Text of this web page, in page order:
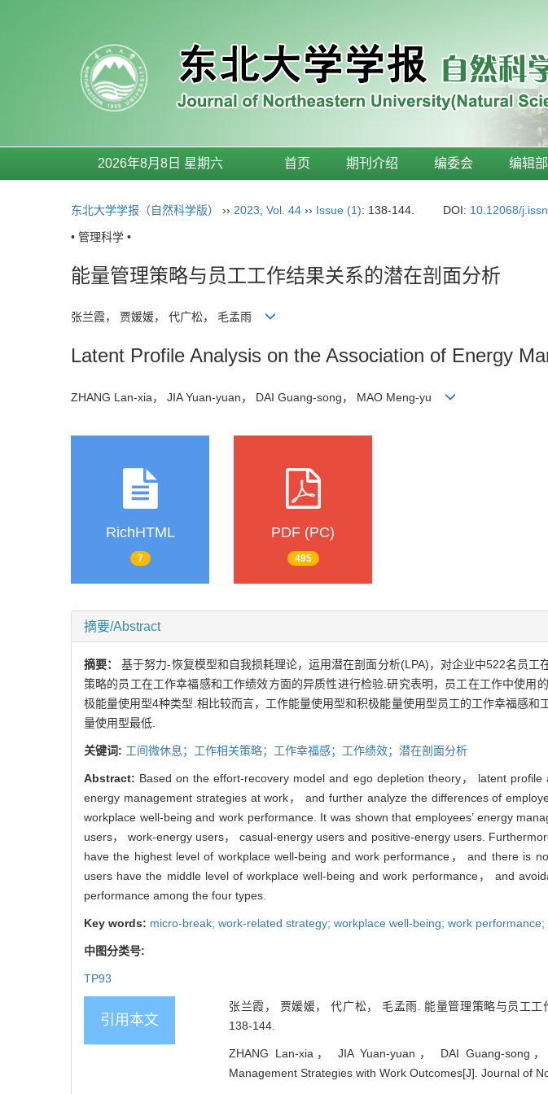
2026年8月8日 星期六 首页 期刊介绍 编委会 编辑部
东北大学学报（自然科学版） ›› 2023 Vol. 44 ›› Issue (1): 138-144. DOI: 10.12068/
• 管理科学 •
能量管理策略与员工工作结果关系的潜在剖面分析
张兰霞， 贾媛媛， 代广松， 毛孟雨
Latent Profile Analysis on the Association of Energy
ZHANG Lan-xia， JIA Yuan-yuan， DAI Guang-song， MAO Meng-yu
RichHTML
7
PDF (PC)
495
摘要/Abstract
摘要：基于努力-恢复模型和自我损耗理论，运用潜在剖面分析(LPA)，对企业中522名员
策略的员工在工作幸福感和工作绩效方面的异质性进行检验.研究表明，员工在工作中使
极能量使用型4种类型.相比较而言，工作能量使用型和积极能量使用型员工的工作幸福感
量使用型最低.
关键词: 工间微休息；工作相关策略；工作幸福感；工作绩效；潜在剖面分析
Abstract: Based on the effort-recovery model and ego depletion theory， latent
energy management strategies at work， and further analyze the differences of
workplace well-being and work performance. It was shown that employees’ energy
users， work-energy users， casual-energy users and positive-energy users.
have the highest level of workplace well-being and work performance， and there is
users have the middle level of workplace well-being and work performance， and
performance among the four types.
Key words: micro-break; work-related strategy; workplace well-being; work
中图分类号:
TP93
引用本文
张兰霞， 贾媛媛， 代广松， 毛孟雨. 能量管理策略与员工
138-144.
ZHANG Lan-xia， JIA Yuan-yuan， DAI Guang-song
Management Strategies with Work Outcomes[J]. Journal of